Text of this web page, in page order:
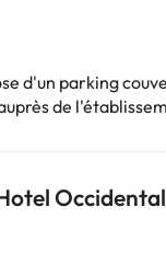
d'un parking
de